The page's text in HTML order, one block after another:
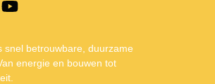
snel betrouwbare, duurzame
energie en bouwen tot